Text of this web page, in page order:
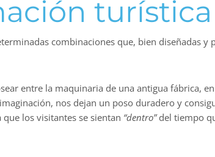
turística
combinaciones que, bien diseñadas y
entre la maquinaria de una antigua fábrica,
nos dejan un poso duradero y
que los visitantes se sientan “dentro”del tiempo